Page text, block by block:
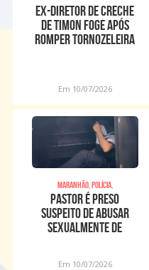
Ex-diretor de creche
de Timon foge após
romper tornozeleira
Em 10/07/2026
Maranhão, Polícia,
Pastor é preso
suspeito de abusar
sexualmente de
Em 10/07/2026